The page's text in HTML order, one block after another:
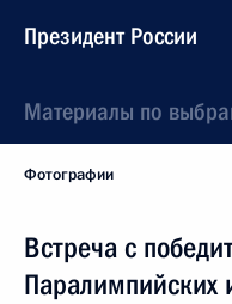
Президент России
Материалы по
Фотографии
Встреча с
Паралимпийских